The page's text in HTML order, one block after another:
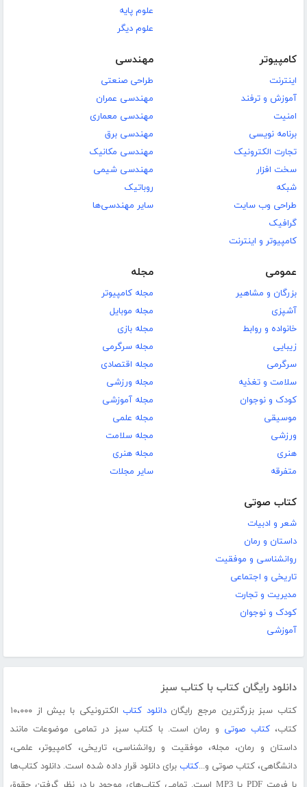
علوم پایه
علوم دیگر
کامپیوتر
اینترنت
آموزش و ترفند
امنیت
برنامه نویسی
تجارت الکترونیک
سخت افزار
شبکه
طراحی وب سایت
گرافیک
کامپیوتر و اینترنت
مهندسی
طراحی صنعتی
مهندسی عمران
مهندسی معماری
مهندسی برق
مهندسی مکانیک
مهندسی شیمی
روباتیک
سایر مهندسی‌ها
عمومی
بزرگان و مشاهیر
آشپزی
خانواده و روابط
زیبایی
سرگرمی
سلامت و تغذیه
کودک و نوجوان
موسیقی
ورزشی
هنری
متفرقه
مجله
مجله کامپیوتر
مجله موبایل
مجله بازی
مجله سرگرمی
مجله اقتصادی
مجله ورزشی
مجله آموزشی
مجله علمی
مجله سلامت
مجله هنری
سایر مجلات
کتاب صوتی
شعر و ادبیات
داستان و رمان
روانشناسی و موفقیت
تاریخی و اجتماعی
مدیریت و تجارت
کودک و نوجوان
آموزشی
دانلود رایگان کتاب با کتاب سبز
کتاب سبز بزرگترین مرجع رایگاندانلود کتاب
الکترونیکی با بیش از ۱۰،۰۰۰
کتاب،کتاب صوتی و رمان است. با کتاب سبز در تمامی موضوعات مانند
داستان و رمان، مجله، موفقیت و روانشناسی، تاریخی، کامپیوتر، علمی،
دانشگاهی، کتاب صوتی و...کتاب برای دانلود قرار داده شده است. دانلود کتاب‌ها